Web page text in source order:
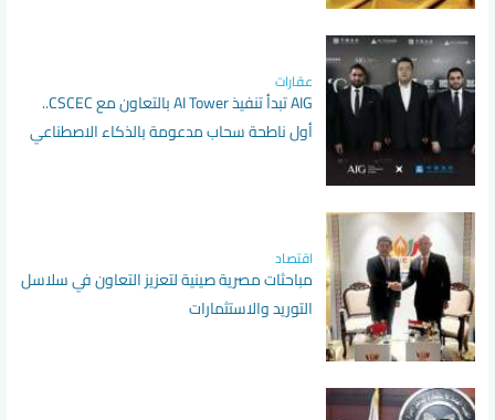
عقارات
AIG تبدأ تنفيذ AI Tower بالتعاون مع CSCEC..
أول ناطحة سحاب مدعومة بالذكاء الاصطناعي
اقتصاد
مباحثات مصرية صينية لتعزيز التعاون في سلاسل
التوريد والاستثمارات